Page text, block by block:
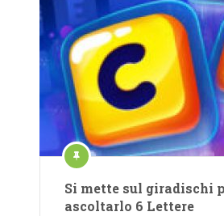
Si mette sul giradischi
ascoltarlo 6 Lettere